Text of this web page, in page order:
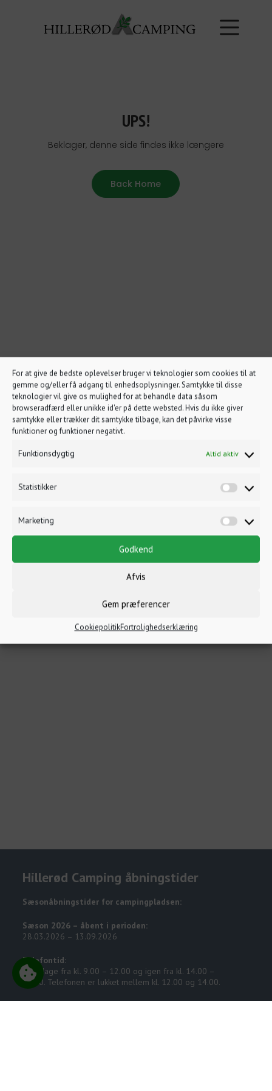
For at give de bedste oplevelser bruger vi teknologier som cookies til at
gemme og/eller få adgang til enhedsoplysninger. Samtykke til disse
teknologier vil give os mulighed for at behandle data såsom
browseradfærd eller unikke id'er på dette websted. Hvis du ikke giver
samtykke eller trækker dit samtykke tilbage, kan det påvirke visse
funktioner og funktioner negativt.
Funktionsdygtig Altid aktiv
Statistikker
Marketing
Godkend
Afvis
Gem præferencer
CookiepolitikFortrolighedserklæring
UPS!
Beklager, denne side findes ikke længere
Back Home
Hillerød Camping åbningstider
Sæsonåbningstider for campingpladsen:
Sæson 2026 – åbent i perioden:
28.03.2026 – 13.09.2026
Telefontid:
Alle dage fra kl. 9.00 – 12.00 og igen fra kl. 14.00 –
18.00. Telefonen er lukket mellem kl. 12.00 og 14.00.